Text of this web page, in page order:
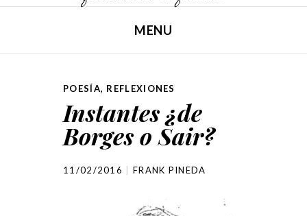
MENU
POESÍA, REFLEXIONES
Instantes ¿de
Borges o Sair?
11/02/2016 FRANK PINEDA